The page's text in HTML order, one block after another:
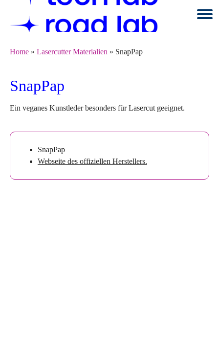
Seiteninhalt
Home » Lasercutter Materialien » SnapPap
SnapPap
Ein veganes Kunstleder besonders für Lasercut geeignet.
SnapPap
Webseite des offiziellen Herstellers.